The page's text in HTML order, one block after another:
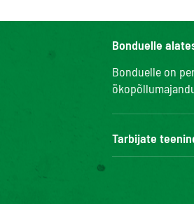
Bonduelle
Bonduelle on
Tarbijate